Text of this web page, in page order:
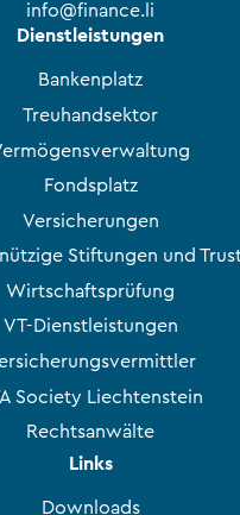
info@finance.li
Dienstleistungen
Bankenplatz
Treuhandsektor
Fondsplatz
Versicherungen
Stiftungen und
Wirtschaftsprüfung
VT-Dienstleistungen
Society Liechtenstein
Rechtsanwälte
Links
Downloads